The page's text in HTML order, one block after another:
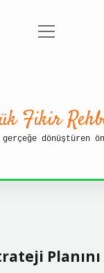
Gizlilik
menüyü
Fikir
dönüştüren